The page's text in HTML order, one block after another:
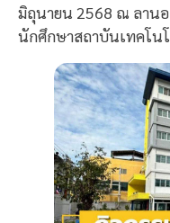
มิถุนายน 2568 ณ ลาน
นักศึกษาสถาบันเทคโน